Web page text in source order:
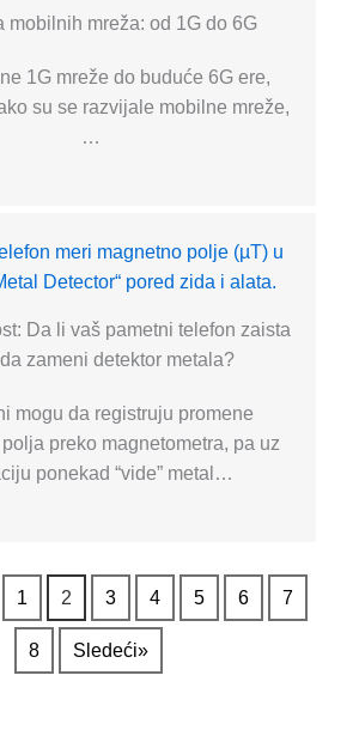
mobilnih mreža: od 1G do 6G
1G mreže do buduće 6G ere,
su se razvijale mobilne mreže,
…
Da li vaš pametni telefon zaista
zameni detektor metala?
mogu da registruju promene
preko magnetometra, pa uz
ponekad “vide” metal…
1 2 3 4 5 6 7
8 Sledeći»